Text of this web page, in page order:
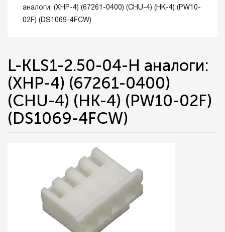
аналоги: (XHP-4) (67261-0400) (CHU-4) (HK-4) (PW10-
02F) (DS1069-4FCW)
L-KLS1-2.50-04-H аналоги:
(XHP-4) (67261-0400)
(CHU-4) (HK-4) (PW10-02F)
(DS1069-4FCW)